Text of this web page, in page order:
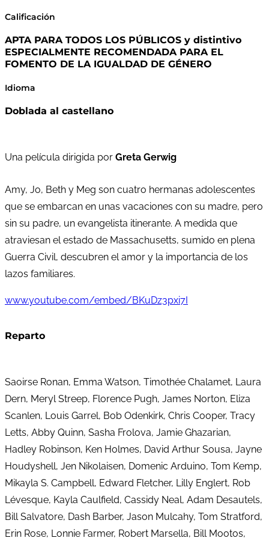
Calificación
APTA PARA TODOS LOS PÚBLICOS y distintivo
ESPECIALMENTE RECOMENDADA PARA EL
FOMENTO DE LA IGUALDAD DE GÉNERO
Idioma
Doblada al castellano
Una película dirigida por Greta Gerwig
Amy, Jo, Beth y Meg son cuatro hermanas adolescentes
que se embarcan en unas vacaciones con su madre, pero
sin su padre, un evangelista itinerante. A medida que
atraviesan el estado de Massachusetts, sumido en plena
Guerra Civil, descubren el amor y la importancia de los
lazos familiares.
www.youtube.com/embed/BKuDz3pxi7I
Reparto
Saoirse Ronan, Emma Watson, Timothée Chalamet, Laura
Dern, Meryl Streep, Florence Pugh, James Norton, Eliza
Scanlen, Louis Garrel, Bob Odenkirk, Chris Cooper, Tracy
Letts, Abby Quinn, Sasha Frolova, Jamie Ghazarian,
Hadley Robinson, Ken Holmes, David Arthur Sousa, Jayne
Houdyshell, Jen Nikolaisen, Domenic Arduino, Tom Kemp,
Mikayla S. Campbell, Edward Fletcher, Lilly Englert, Rob
Lévesque, Kayla Caulfield, Cassidy Neal, Adam Desautels,
Bill Salvatore, Dash Barber, Jason Mulcahy, Tom Stratford,
Erin Rose, Lonnie Farmer, Robert Marsella, Bill Mootos,